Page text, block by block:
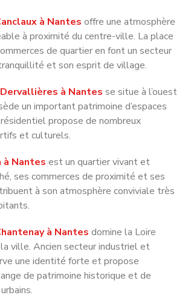
de quartier en font un secteur
et son esprit de village.
à Nantes se situe à l’ouest
propose de nombreux
et culturels.
à Nantesest un quartier vivant et
à son atmosphère conviviale très
à Nantes
une identité forte et propose
de patrimoine historique et de
à Nantes